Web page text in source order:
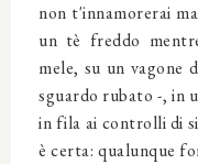
non t'innamorerai
un tè freddo
mele, su un vagone
sguardo rubato -, in
in fila ai controlli di
è certa: qualunque